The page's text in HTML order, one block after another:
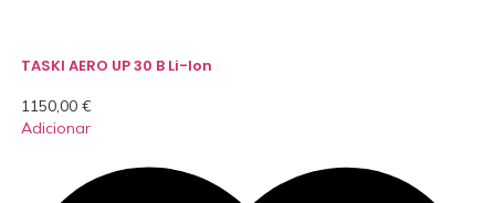
TASKI AERO UP 30 B Li-Ion
1150,00 €
Adicionar